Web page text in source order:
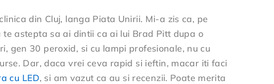
din Cluj, langa Piata Unirii. Mi-a zis ca, pe
astepta sa ai dintii ca ai lui Brad Pitt dupa o
gen 30 peroxid, si cu lampi profesionale, nu cu
Dar, daca vrei ceva rapid si ieftin, macar iti faci
cu LED, si am vazut ca au si recenzii. Poate merita